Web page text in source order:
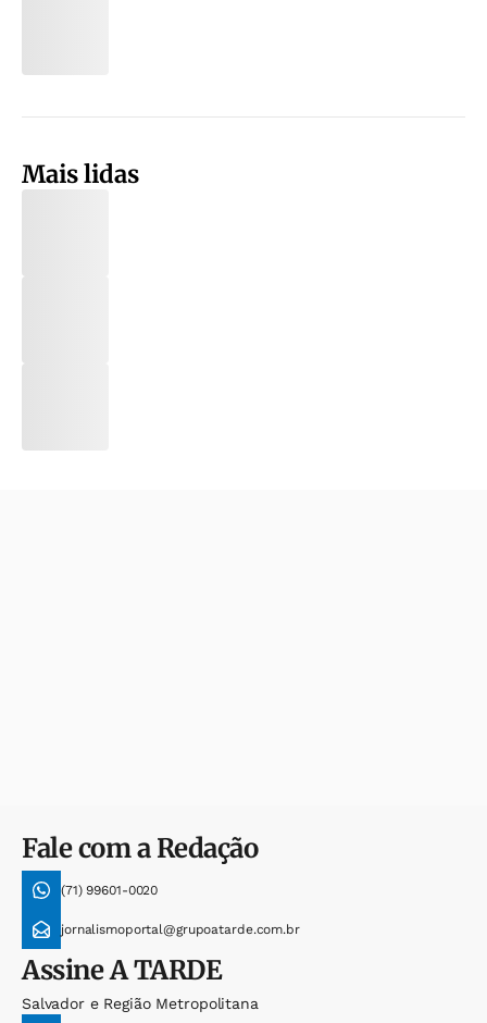
Mais lidas
Fale com a Redação
(71) 99601-0020
jornalismoportal@grupoatarde.com.br
AssineA TARDE
Salvador e Região Metropolitana